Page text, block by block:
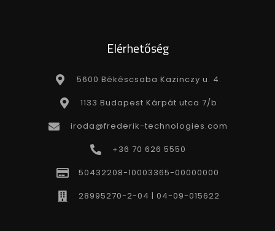
Elérhetőség
5600 Békéscsaba Kazinczy u. 4.
1133 Budapest Kárpát utca 7/b
iroda@frederik-technologies.com
+36 70 626 5550
50432208-10003365-00000000
28995270-2-04 | 04-09-015622